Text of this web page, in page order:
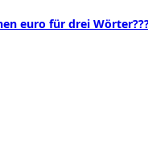
euro für drei